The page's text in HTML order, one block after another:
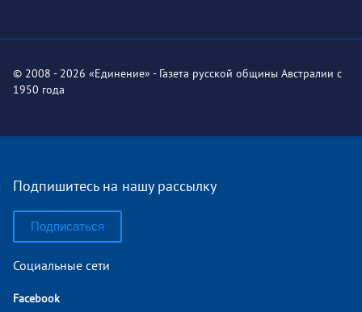
© 2008 - 2026 «Единение» - Газета русской общины Австралии с
1950 года
Подпишитесь на нашу рассылку
Подписаться
Социальные сети
Facebook